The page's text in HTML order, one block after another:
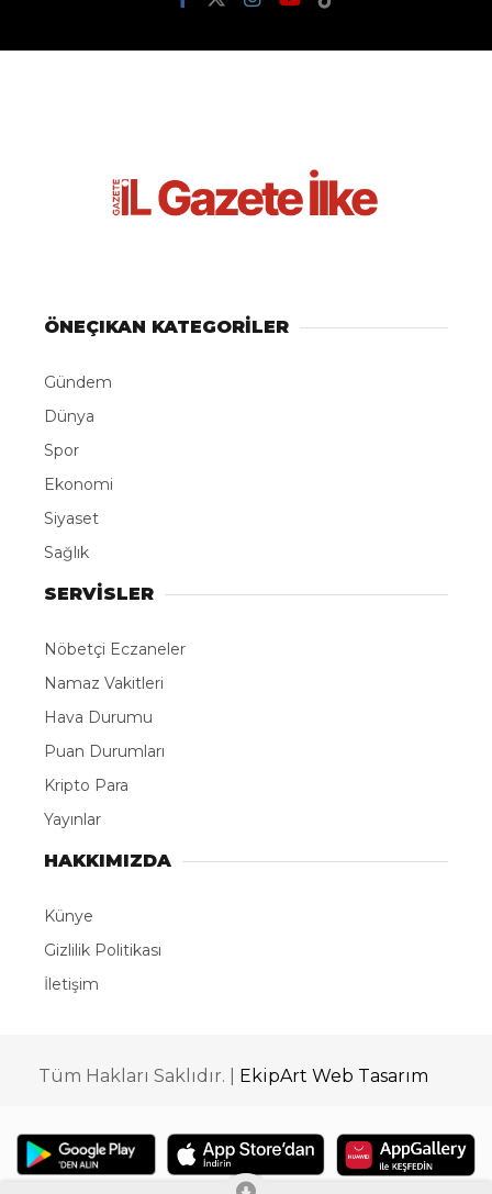
ÖNEÇIKAN KATEGORİLER
Gündem
Dünya
Spor
Ekonomi
Siyaset
Sağlık
SERVİSLER
Nöbetçi Eczaneler
Namaz Vakitleri
Hava Durumu
Puan Durumları
Kripto Para
Yayınlar
HAKKIMIZDA
Künye
Gizlilik Politikası
İletişim
Tüm Hakları Saklıdır. | EkipArt Web Tasarım